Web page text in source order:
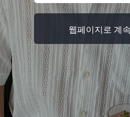
웹페이지로 계